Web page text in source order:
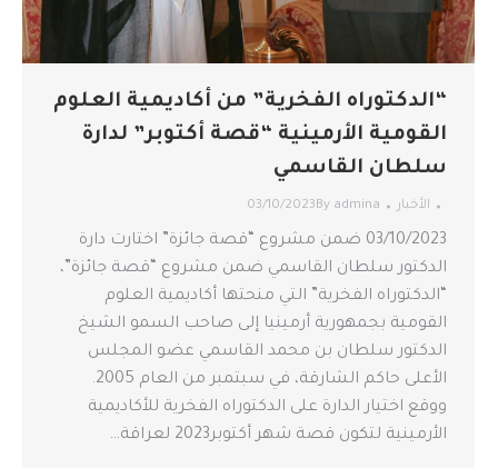
“الدكتوراه الفخرية” من أكاديمية العلوم
القومية الأرمينية “قصة أكتوبر” لدارة
سلطان القاسمي
الأخبار By admina
03/10/2023
03/10/2023 ضمن مشروع “قصة جائزة” اختارت دارة
الدكتور سلطان القاسمي ضمن مشروع “قصة جائزة”،
“الدكتوراه الفخرية” التي منحتها أكاديمية العلوم
القومية بجمهورية أرمينيا إلى صاحب السمو الشيخ
الدكتور سلطان بن محمد القاسمي عضو المجلس
الأعلى حاكم الشارقة، في سبتمبر من العام 2005.
ووقع اختيار الدارة على الدكتوراه الفخرية للأكاديمية
الأرمينية لتكون قصة شهر أكتوبر2023 لعراقة…